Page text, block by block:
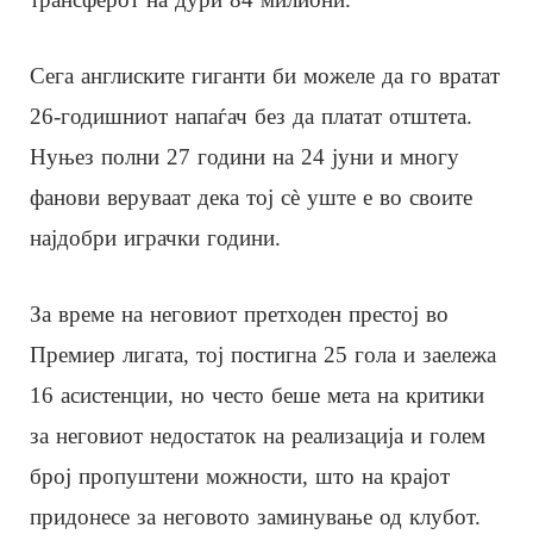
Сега англиските гиганти би можеле да го вратат
26-годишниот напаѓач без да платат отштета.
Нуњез полни 27 години на 24 јуни и многу
фанови веруваат дека тој сè уште е во своите
најдобри играчки години.
За време на неговиот претходен престој во
Премиер лигата, тој постигна 25 гола и заележа
16 асистенции, но често беше мета на критики
за неговиот недостаток на реализација и голем
број пропуштени можности, што на крајот
придонесе за неговото заминување од клубот.